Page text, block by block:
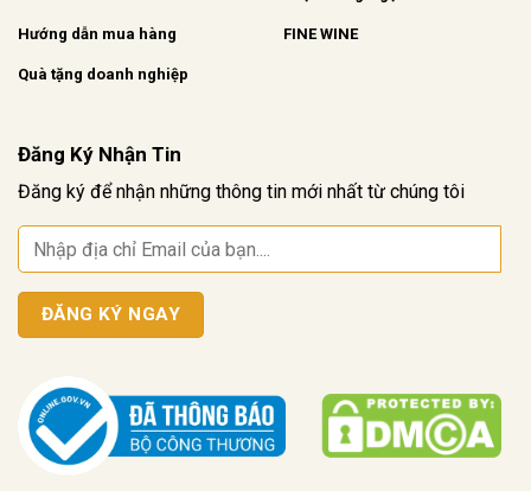
Hướng dẫn mua hàng
Quà tặng doanh nghiệp
FINE WINE
Đăng Ký Nhận Tin
Đăng ký để nhận những thông tin mới nhất từ chúng tôi